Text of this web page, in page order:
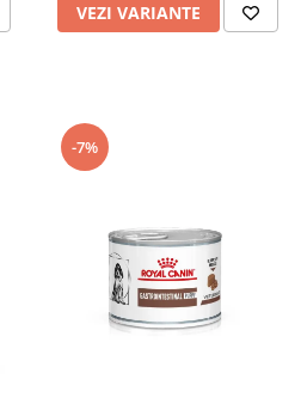
VEZI VARIANTE
-7%